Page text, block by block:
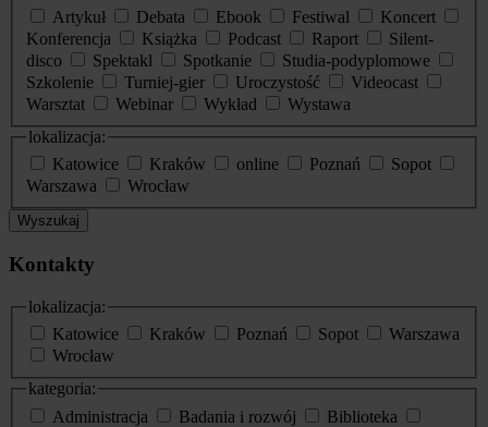
Artykuł
Debata Ebook Festiwal
Koncert
Konferencja
Książka Podcast Raport
Silent-
disco
Spektakl Spotkanie
Studia-podyplomowe
Szkolenie
Turniej-gier Uroczystość
Videocast
Warsztat
Webinar Wykład
Wystawa
lokalizacja:
Katowice
Kraków online Poznań
Sopot
Warszawa
Wrocław
Wyszukaj
Kontakty
lokalizacja:
Katowice
Kraków Poznań Sopot
Warszawa
Wrocław
kategoria:
Administracja
Badania i rozwój
Biblioteka